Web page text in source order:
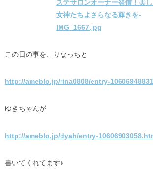
この日の事を、りなっちと
http://ameblo.jp/rina0808/entry-
ゆきちゃんが
http://ameblo.jp/dyah/entry-
書いてくれてます♪